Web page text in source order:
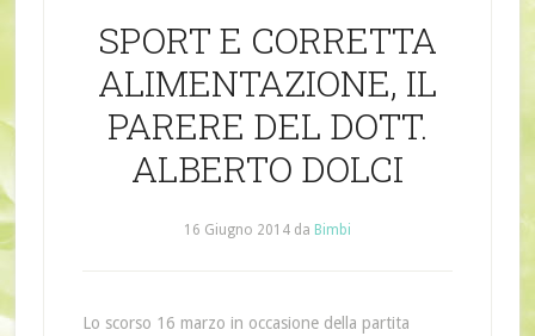
SPORT E CORRETTA
ALIMENTAZIONE, IL
PARERE DEL DOTT.
ALBERTO DOLCI
16 Giugno 2014da Bimbi
Lo scorso 16 marzo in occasione della partita